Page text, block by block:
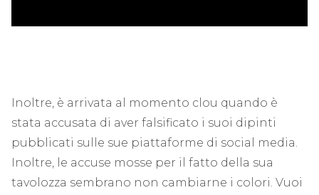
Inoltre, è arrivata al momento clou quando è
stata accusata di aver falsificato i suoi dipinti
pubblicati sulle sue piattaforme di social media.
Inoltre, le accuse mosse per il fatto della sua
tavolozza sembrano non cambiarne i colori. Vuoi